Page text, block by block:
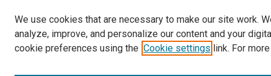
We use cookies that are necessary to make our site work.
analyze, improve, and personalize our content and your
cookie preferences using the Cookie settings link. For